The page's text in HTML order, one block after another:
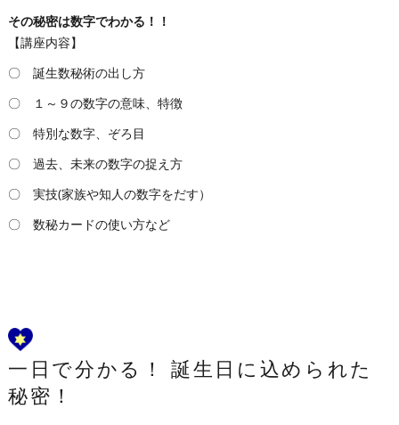
その秘密は数字でわかる！！
【講座内容】
〇 誕生数秘術の出し方
〇 １～９の数字の意味、特徴
〇 特別な数字、ぞろ目
〇 過去、未来の数字の捉え方
〇 実技(家族や知人の数字をだす）
〇 数秘カードの使い方など
一日で分かる！ 誕生日に込められた
秘密！